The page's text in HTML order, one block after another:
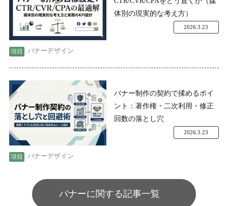
体別の現実的な考え方）
バナーデザイン
2026.3.23
バナー制作の契約で揉めるポイ
ント：著作権・二次利用・修正
回数の落とし穴
バナーデザイン
2026.3.23
バナーに関する記事一覧